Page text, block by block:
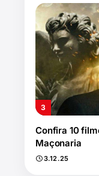
Confira 10
Maçonaria
3.12.25